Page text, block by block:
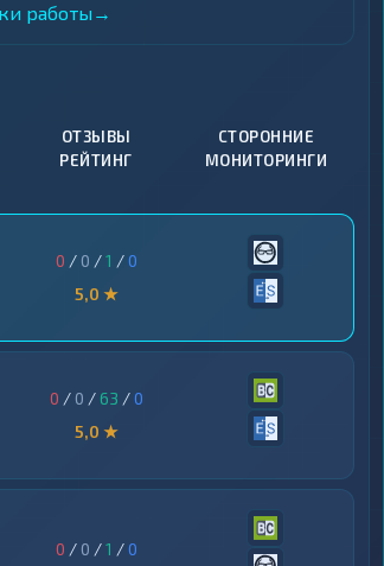
работы →
ОТЗЫВЫ
РЕЙТИНГ
СТОРОННИЕ
МОНИТОРИНГИ
0 / 0 /1 /0
5,0 ★
0 / 0 / 63 /0
5,0 ★
0 / 0 /1 /0